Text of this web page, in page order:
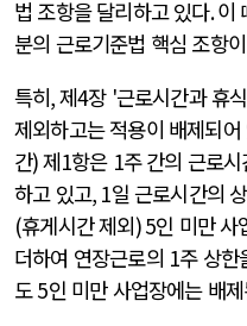
법 조항을 달리하고 있다.이
분의 근로기준법 핵심 조항
특히,제4장 '근로시간과 휴식
제외하고는 적용이 배제되어
간)제1항은 1주 간의 근로
하고 있고, 1일 근로시간의
(휴게시간 제외) 5인 미만 사
더하여 연장근로의 1주 상한
도5인 미만 사업장에는 배